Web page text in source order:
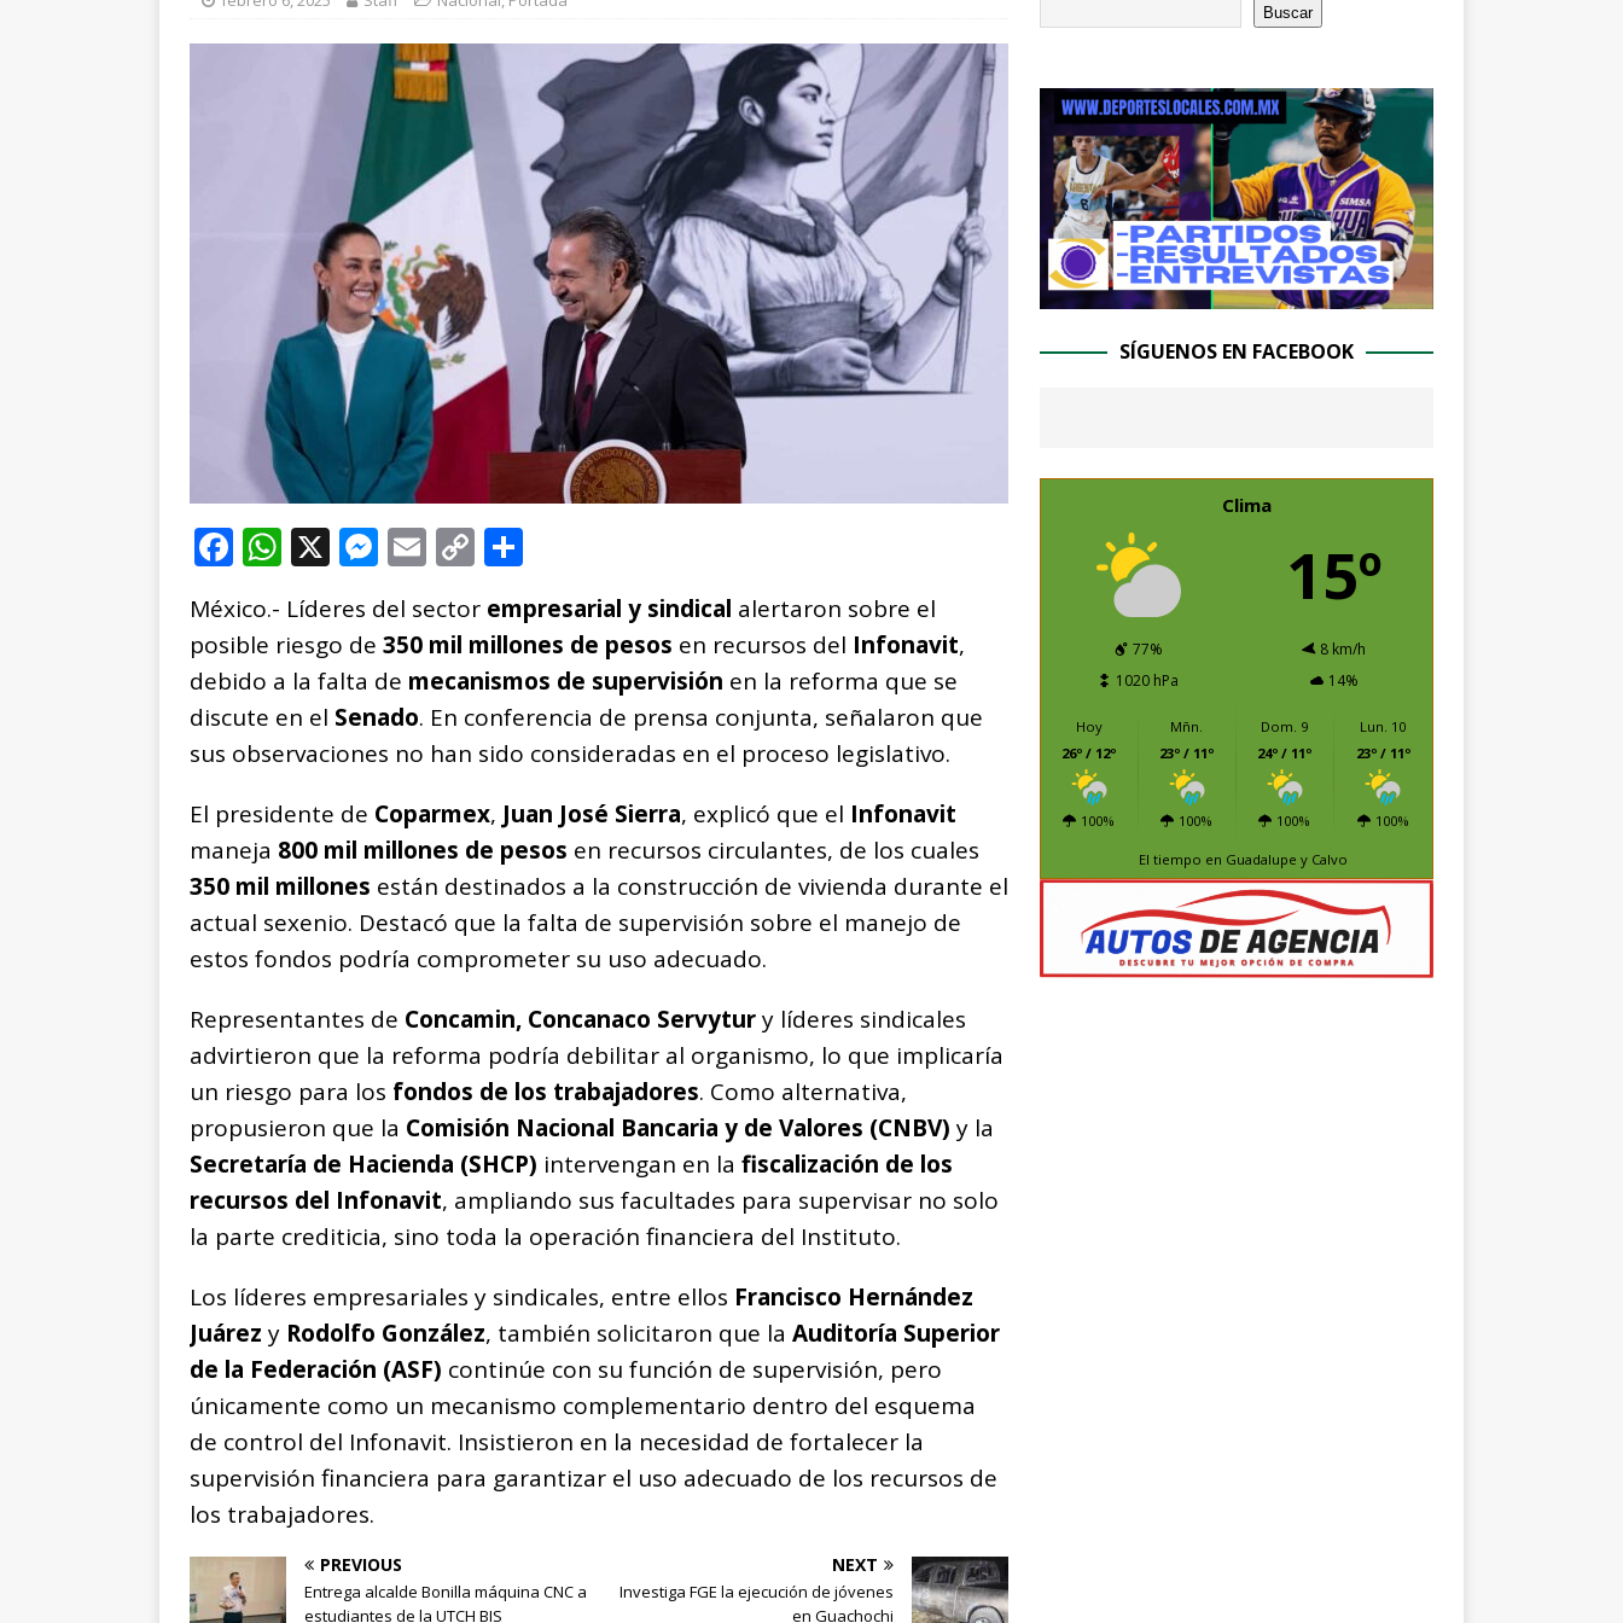
[ agosto 7, 2026 ]
Choque en la avenida 20 de Noviembre deja dos lesionados
F
c
e
b
o
o
k
W
at
s
A
p
p
X M
ss
e
n
g
e
r
E
ai
l
C
p
y
Li
n
k
m
p
ar
ti
r
México.- Líderes del sector empresarial y sindical alertaron sobre el
posible riesgo de 350 mil millones de pesos en recursos del Infonavit,
debido a la falta de mecanismos de supervisión en la reforma que se
discute en el Senado. En conferencia de prensa conjunta, señalaron que
sus observaciones no han sido consideradas en el proceso legislativo.
El presidente de Coparmex, Juan José Sierra, explicó que el Infonavit
maneja 800 mil millones de pesos en recursos circulantes, de los cuales
350 mil millones están destinados a la construcción de vivienda durante el
actual sexenio. Destacó que la falta de supervisión sobre el manejo de
estos fondos podría comprometer su uso adecuado.
Representantes de Concamin, Concanaco Servytury líderes sindicales
advirtieron que la reforma podría debilitar al organismo, lo que implicaría
un riesgo para los fondos de los trabajadores. Como alternativa,
propusieron que la Comisión Nacional Bancaria y de Valores (CNBV) y la
Secretaría de Hacienda (SHCP) intervengan en la fiscalización de los
recursos del Infonavit, ampliando sus facultades para supervisar no solo
la parte crediticia, sino toda la operación financiera del Instituto.
Los líderes empresariales y sindicales, entre ellos Francisco Hernández
Juárez y Rodolfo González, también solicitaron que la Auditoría Superior
de la Federación (ASF) continúe con su función de supervisión, pero
únicamente como un mecanismo complementario dentro del esquema
de control del Infonavit. Insistieron en la necesidad de fortalecer la
supervisión financiera para garantizar el uso adecuado de los recursos de
los trabajadores.
PREVIOUS
Entrega alcalde Bonilla máquina CNC a
estudiantes de la UTCH BIS
NEXT
Investiga FGE la ejecución de jóvenes
en Guachochi
Buscar
SÍGUENOS EN FACEBOOK
Clima
15º
77%
8 km/h
1020 hPa
14%
Hoy
26º / 12º
100%
Mñn.
23º / 11º
100%
Dom. 9
24º / 11º
100%
Lun. 10
23º / 11º
100%
El tiempo en Guadalupe y Calvo